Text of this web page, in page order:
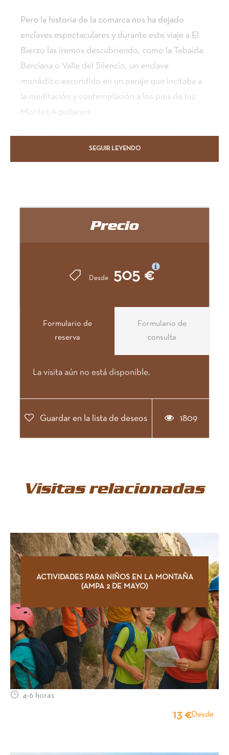
Precio
Desde 505 €
Formulario de
reserva
Formulario de
consulta
La visita aún no está disponible.
Guardar en la lista de deseos 1809
Pero la historia de la comarca nos ha dejado
enclaves espectaculares y durante este viaje a El
Bierzo las iremos descubriendo, como la Tebaida
Berciana o Valle del Silencio, un enclave
monástico escondido en un paraje que incitaba a
la meditación y contemplación a los pies de los
Montes Aquilianos.
Tras visitar ambos lugares descansaremos mientras
degustamos el vino típico del Bierzo, el Mencía,
Durante este viaje a El Bierzo caminaremos
siempre a la orilla del río Sil, por ello nos
castaños y urces, el reino del oso, el Alto Sil es un
podemos encontrar osos, lobos, ciervos, rebecos,
¡Una experiencia única!
Itinerario
Precio
SEGUIR LEYENDO
Visitas relacionadas
ACTIVIDADES PARA NIÑOS EN LA MONTAÑA
(AMPA 2 DE MAYO)
4-6 horas
Desde
13 €